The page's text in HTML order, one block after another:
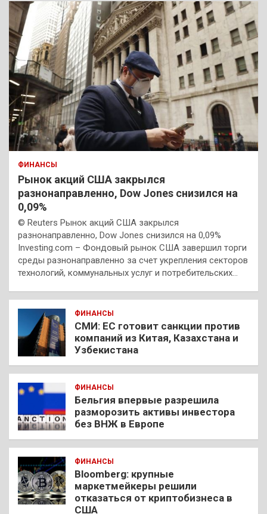
ФИНАНСЫ
Рынок акций США закрылся
разнонаправленно, Dow Jones снизился на
0,09%
© Reuters Рынок акций США закрылся
разнонаправленно, Dow Jones снизился на 0,09%
Investing.com – Фондовый рынок США завершил торги
среды разнонаправленно за счет укрепления секторов
технологий, коммунальных услуг и потребительских…
ФИНАНСЫ
СМИ: ЕС готовит санкции против
компаний из Китая, Казахстана и
Узбекистана
ФИНАНСЫ
Бельгия впервые разрешила
разморозить активы инвестора
без ВНЖ в Европе
ФИНАНСЫ
Bloomberg: крупные
маркетмейкеры решили
отказаться от криптобизнеса в
США